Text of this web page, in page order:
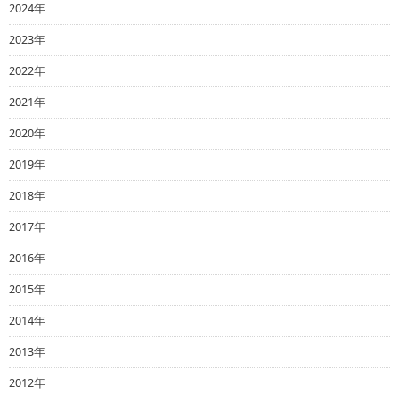
2024年
2023年
2022年
2021年
2020年
2019年
2018年
2017年
2016年
2015年
2014年
2013年
2012年